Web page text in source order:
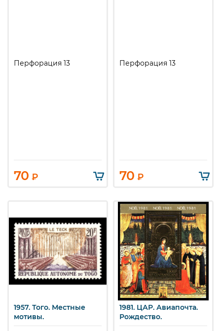
Перфорация 13
70 ₽
Перфорация 13
70 ₽
1957. Того. Местные
мотивы.
1981. ЦАР. Авиапочта.
Рождество.